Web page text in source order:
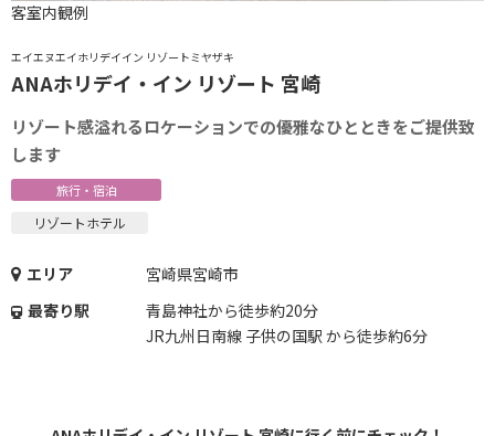
エイエヌエイホリデイイン リゾートミヤザキ
ANAホリデイ・イン リゾート 宮崎
リゾート感溢れるロケーションでの優雅なひとときをご提供致
します
旅行・宿泊
リゾートホテル
エリア
宮崎県宮崎市
最寄り駅
青島神社から徒歩約20分
JR九州日南線 子供の国駅 から徒歩約6分
客室内観例